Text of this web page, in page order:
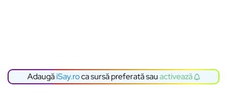
AdaugăiSay.roca sursă preferată sauactivează